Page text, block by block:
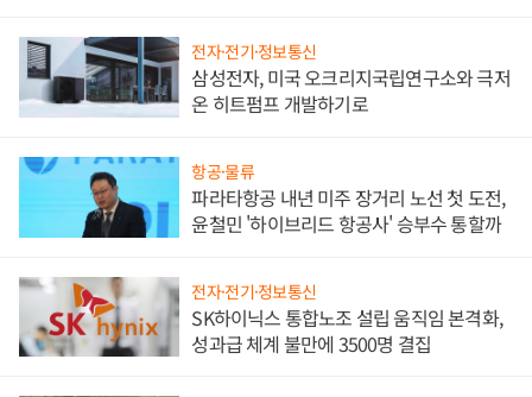
전자·전기·정보통신
삼성전자, 미국 오크리지국립연구소와 극저
온 히트펌프 개발하기로
항공·물류
파라타항공 내년 미주 장거리 노선 첫 도전,
윤철민 '하이브리드 항공사' 승부수 통할까
전자·전기·정보통신
SK하이닉스 통합노조 설립 움직임 본격화,
성과급 체계 불만에 3500명 결집